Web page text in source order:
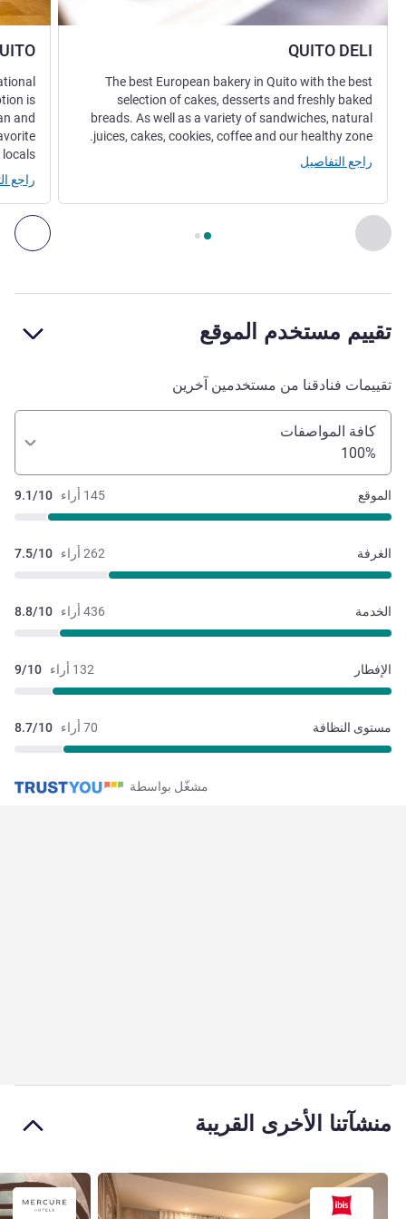
السابق - المطعمالصفحة
QUITO DELI
The best European bakery in Quito with the best
selection of cakes, desserts and freshly baked
breads. As well as a variety of sandwiches, natural
juices, cakes, cookies, coffee and our healthy zone.
راجع التفاصيل
is
and
راجع
تقييم مستخدم الموقع
تقييمات فنادقنا من مستخدمين آخرين
كافة المواصفات
100%
145 أراء 9.1/10 الموقع
262 أراء 7.5/10 الغرفة
436 أراء 8.8/10 الخدمة
132 أراء 9/10 الإفطار
70 أراء 8.7/10 مستوى النظافة
مشغّل بواسطة
منشآتنا الأخرى القريبة